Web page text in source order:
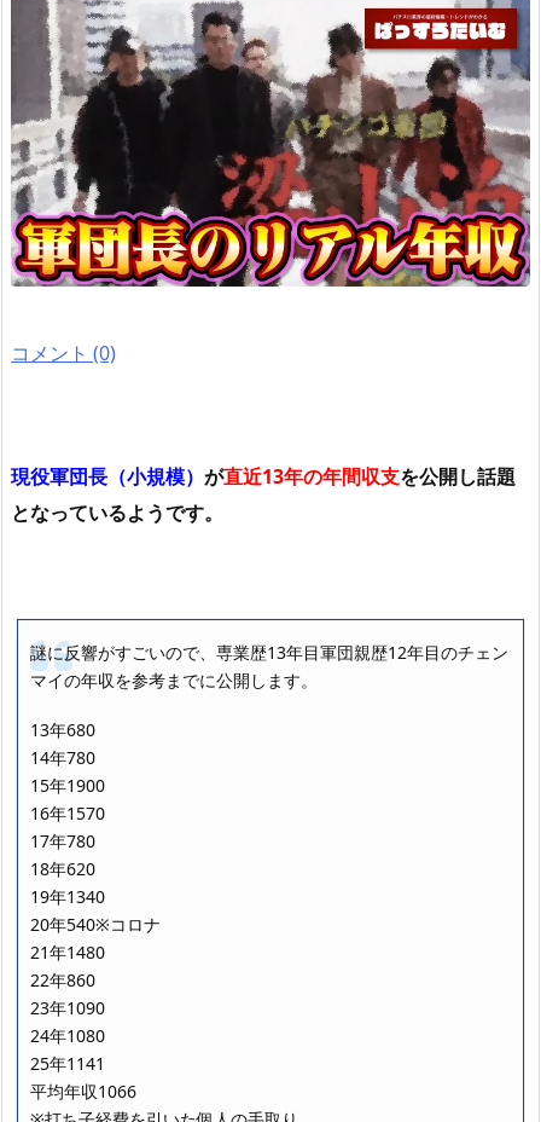
コメント (0)
現役軍団長（小規模） が直近13年の年間収支を公開し話題
となっているようです。
謎に反響がすごいので、専業歴13年目軍団親歴12年目のチェン
マイの年収を参考までに公開します。
13年680
14年780
15年1900
16年1570
17年780
18年620
19年1340
20年540※コロナ
21年1480
22年860
23年1090
24年1080
25年1141
平均年収1066